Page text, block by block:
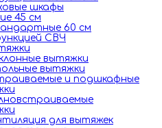
шкафы
45 см
60 см
СВЧ
вытяжки
вытяжки
и подшкафные
для вытяжек